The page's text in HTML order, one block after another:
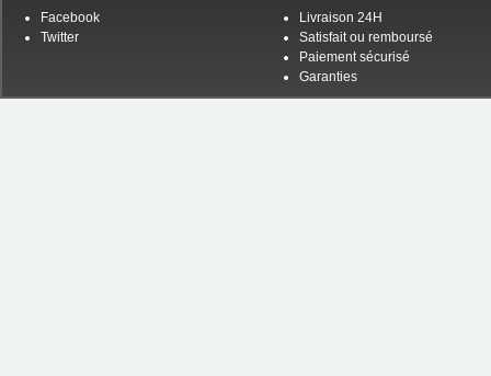
Facebook
Twitter
Livraison 24H
Satisfait ou remboursé
Paiement sécurisé
Garanties